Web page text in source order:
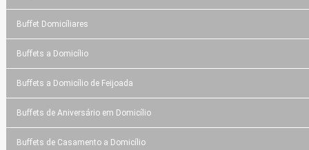
Buffet Domicíliares
Buffets a Domicílio
Buffets a Domicílio de Feijoada
Buffets de Aniversário em Domicílio
Buffets de Casamento a Domicílio